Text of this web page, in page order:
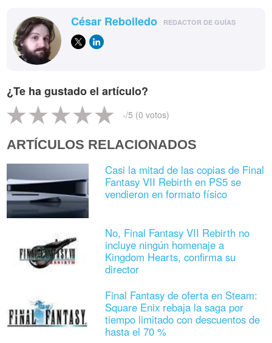
César Rebolledo REDACTOR DE GUÍAS
¿Te ha gustado el artículo?
-/5 (0 votos)
ARTÍCULOS RELACIONADOS
Casi la mitad de las copias de Final
Fantasy VII Rebirth en PS5 se
vendieron en formato físico
No, Final Fantasy VII Rebirth no
incluye ningún homenaje a
Kingdom Hearts, confirma su
director
Final Fantasy de oferta en Steam:
Square Enix rebaja la saga por
tiempo limitado con descuentos de
hasta el 70 %